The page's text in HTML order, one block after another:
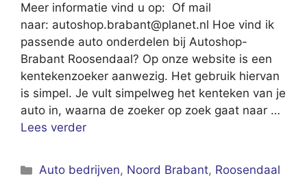
Meer informatie vind u op: Of mail
naar: autoshop.brabant@planet.nl Hoe vind ik
passende auto onderdelen bij Autoshop-
Brabant Roosendaal? Op onze website is een
kentekenzoeker aanwezig. Het gebruik hiervan
is simpel. Je vult simpelweg het kenteken van je
auto in, waarna de zoeker op zoek gaat naar …
Lees verder
Categorieën
Auto bedrijven, Noord Brabant, Roosendaal